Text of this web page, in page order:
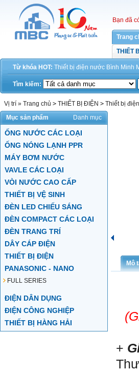
Bạn đã
Trang
THIẾT
Từ khóa HOT: Thiết bị điện nước Bình Minh
Tìm kiếm:
Vị trí » Trang chủ > THIẾT BỊ ĐIỆN > Thiết bị
Mục sản phẩm
Danh mục
ỐNG NƯỚC CÁC LOẠI
ỐNG NÓNG LẠNH PPR
MÁY BƠM NƯỚC
VAVLE CÁC LOẠI
VÒI NƯỚC CAO CẤP
THIẾT BỊ VỆ SINH
ĐÈN LED CHIẾU SÁNG
ĐÈN COMPACT CÁC LOẠI
ĐÈN TRANG TRÍ
DÂY CÁP ĐIỆN
THIẾT BỊ ĐIỆN
PANASONIC - NANO
FULL SERIES
ĐIỆN DÂN DỤNG
ĐIỆN CÔNG NGHIỆP
THIẾT BỊ HÀNG HẢI
Mô
+